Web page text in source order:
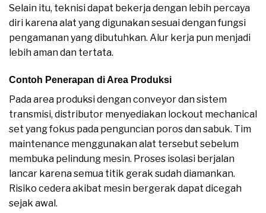
Selain itu, teknisi dapat bekerja dengan lebih percaya
diri karena alat yang digunakan sesuai dengan fungsi
pengamanan yang dibutuhkan. Alur kerja pun menjadi
lebih aman dan tertata.
Contoh Penerapan di Area Produksi
Pada area produksi dengan conveyor dan sistem
transmisi, distributor menyediakan lockout mechanical
set yang fokus pada penguncian poros dan sabuk. Tim
maintenance menggunakan alat tersebut sebelum
membuka pelindung mesin. Proses isolasi berjalan
lancar karena semua titik gerak sudah diamankan.
Risiko cedera akibat mesin bergerak dapat dicegah
sejak awal.